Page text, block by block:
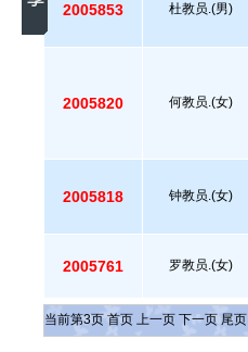
2005853 杜教员.(男)
2005820 何教员.(女)
2005818 钟教员.(女)
2005761 罗教员.(女)
当前第3页 首页 上一页 下一页 尾页